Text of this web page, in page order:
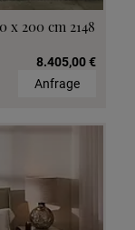
x 200 cm 2148
8.405,00 €
Anfrage